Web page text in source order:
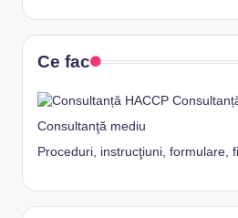
Ce fac
Consultanţă mediu
Proceduri, instrucţiuni, formulare,